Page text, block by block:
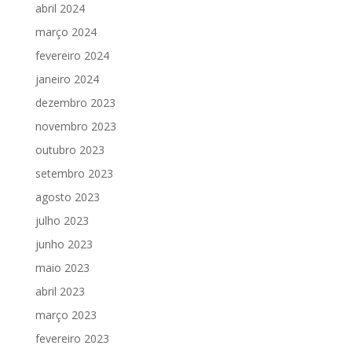
abril 2024
março 2024
fevereiro 2024
janeiro 2024
dezembro 2023
novembro 2023
outubro 2023
setembro 2023
agosto 2023
julho 2023
junho 2023
maio 2023
abril 2023
março 2023
fevereiro 2023